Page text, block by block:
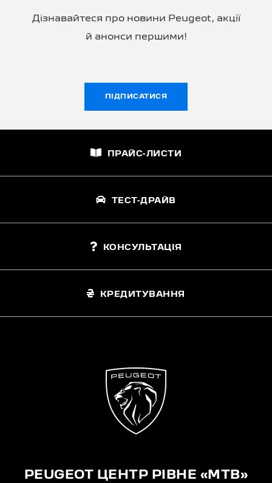
Дізнавайтеся про новини Peugeot, акції
й анонси першими!
ПІДПИСАТИСЯ
ПРАЙС-ЛИСТИ
ТЕСТ-ДРАЙВ
КОНСУЛЬТАЦІЯ
КРЕДИТУВАННЯ
PEUGEOT ЦЕНТР РІВНЕ «МТВ»